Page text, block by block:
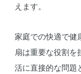
えます。
家庭での快適で健
扇は重要な役割を
活に直接的な問題